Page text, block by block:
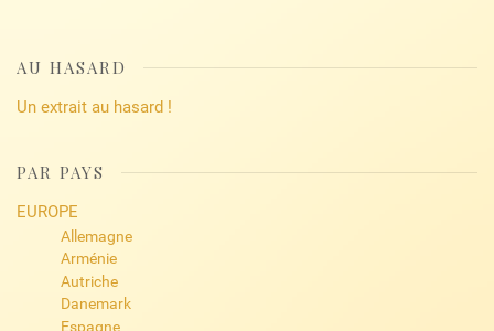
AU HASARD
Un extrait au hasard !
PAR PAYS
EUROPE
Allemagne
Arménie
Autriche
Danemark
Espagne